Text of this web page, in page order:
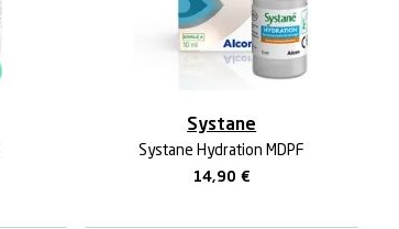
Systane
Systane Hydration MDPF
14,90€